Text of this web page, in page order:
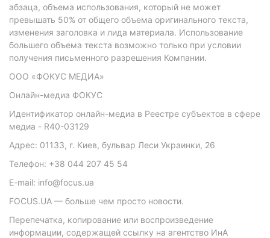
абзаца, объема использования, который не может
превышать 50% от общего объема оригинального текста,
изменения заголовка и лида материала. Использование
большего объема текста возможно только при условии
получения письменного разрешения Компании.
ООО «ФОКУС МЕДИА»
Онлайн-медиа ФОКУС
Идентификатор онлайн-медиа в Реестре субъектов в сфере
медиа - R40-03129
Адрес: 01133, г. Киев, бульвар Леси Украинки, 26
Телефон: +38 044 207 45 54
E-mail: info@focus.ua
FOCUS.UA — больше чем просто новости.
Перепечатка, копирование или воспроизведение
информации, содержащей ссылку на агентство ИнА